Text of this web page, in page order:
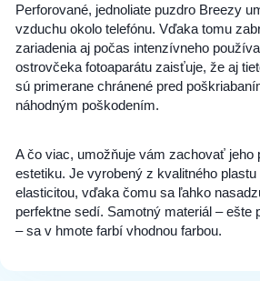
Perforované, jednoliate puzdro Breezy
vzduchu okolo telefónu. Vďaka tomu
zariadenia aj počas intenzívneho
ostrovčeka fotoaparátu zaisťuje, že aj
sú primerane chránené pred
náhodným poškodením.
A čo viac, umožňuje vám zachovať jeho
estetiku. Je vyrobený z kvalitného
elasticitou, vďaka čomu sa ľahko
perfektne sedí. Samotný materiál – ešte
– sa v hmote farbí vhodnou farbou.